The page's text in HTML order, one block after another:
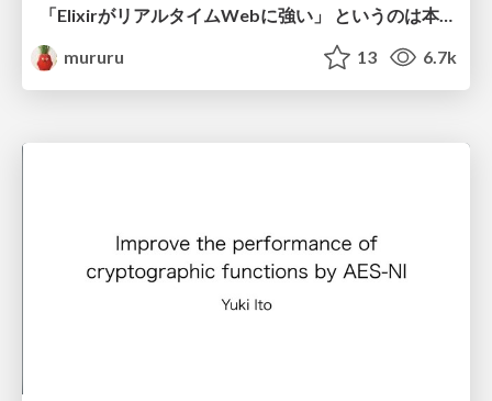
「ElixirがリアルタイムWebに強い」 というのは本当か?
mururu
13 6.7k